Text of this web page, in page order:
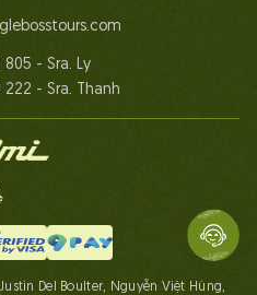
805 - Sra. Ly
222 - Sra. Thanh
Del Boulter, Nguyễn Việt Hùng,